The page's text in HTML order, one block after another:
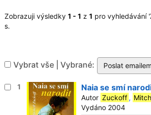
Zobrazuji výsledky 1 - 1 z 1 pro vyhledávání '
s.
Vybrat vše | Vybrané:
1 Naia se smí
Autor Zuckoff ,
Vydáno 2004